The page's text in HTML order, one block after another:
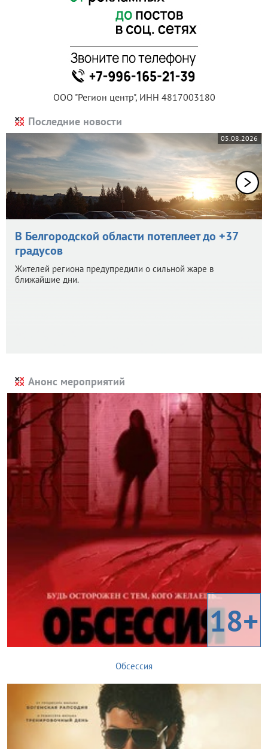
ООО "Регион центр", ИНН 4817003180
Последние новости
05.08.2026
В Белгородской области потеплеет до +37
градусов
Жителей региона предупредили о сильной жаре в
ближайшие дни.
Анонс мероприятий
18+
Обсессия